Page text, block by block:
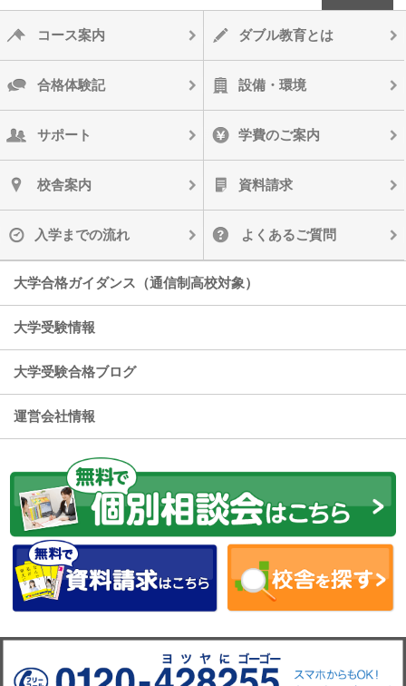
コース案内 ダブル教育とは
合格体験記 設備・環境
サポート 学費のご案内
校舎案内 資料請求
入学までの流れ よくあるご質問
大学合格ガイダンス（通信制高校対象）
大学受験情報
大学受験合格ブログ
運営会社情報